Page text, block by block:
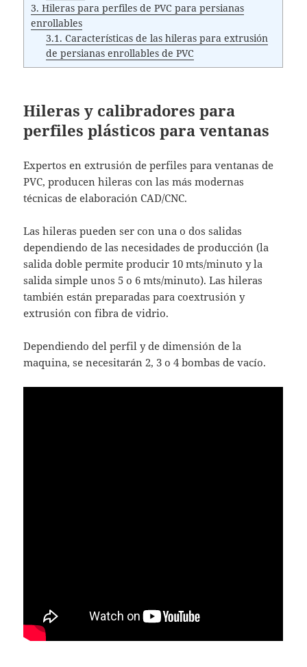
3. Hileras para perfiles de PVC para persianas
enrollables
3.1. Características de las hileras para extrusión
de persianas enrollables de PVC
Hileras y calibradores para
perfiles plásticos para ventanas
Expertos en extrusión de perfiles para ventanas de
PVC, producen hileras con las más modernas
técnicas de elaboración CAD/CNC.
Las hileras pueden ser con una o dos salidas
dependiendo de las necesidades de producción (la
salida doble permite producir 10 mts/minuto y la
salida simple unos 5 o 6 mts/minuto). Las hileras
también están preparadas para coextrusión y
extrusión con fibra de vidrio.
Dependiendo del perfil y de dimensión de la
maquina, se necesitarán 2, 3 o 4 bombas de vacío.